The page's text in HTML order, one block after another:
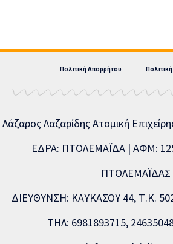
Πολιτική Απορρήτου
Λάζαρος Λαζαρίδης Ατομική
ΕΔΡΑ: ΠΤΟΛΕΜΑΪΔΑ | ΑΦΜ:
ΠΤΟΛΕΜΑΪΔΑΣ
ΔΙΕΥΘΥΝΣΗ: ΚΑΥΚΑΣΟΥ 44, Τ.Κ.
ΤΗΛ: 6981893715,